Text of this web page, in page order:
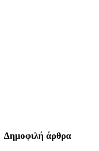
Δημοφιλή άρθρα